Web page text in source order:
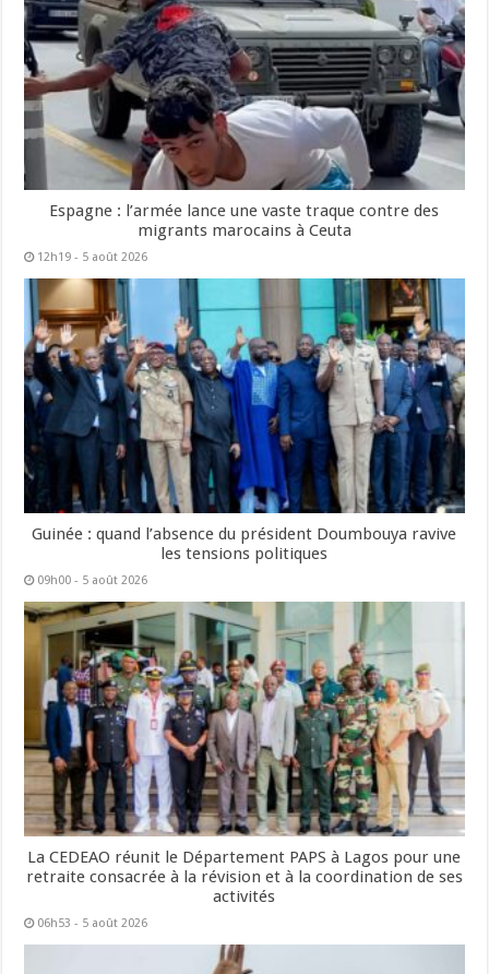
Espagne : l’armée lance une vaste traque contre des
migrants marocains à Ceuta
12h19 - 5 août 2026
Guinée : quand l’absence du président Doumbouya ravive
les tensions politiques
09h00 - 5 août 2026
La CEDEAO réunit le Département PAPS à Lagos pour une
retraite consacrée à la révision et à la coordination de ses
activités
06h53 - 5 août 2026